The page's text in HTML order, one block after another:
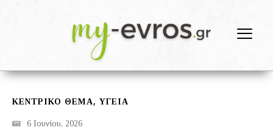
ΚΕΝΤΡΙΚΟ ΘΕΜΑ, ΥΓΕΙΑ
6 Ιουνίου, 2026